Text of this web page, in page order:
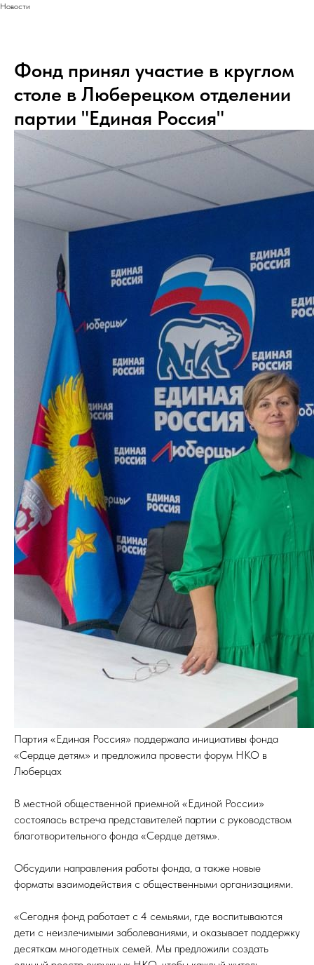
Новости
Фонд принял участие в круглом
столе в Люберецком отделении
партии "Единая Россия"
Партия «Единая Россия» поддержала инициативы фонда
«Сердце детям» и предложила провести форум НКО в
Люберцах
В местной общественной приемной «Единой России»
состоялась встреча представителей партии с руководством
благотворительного фонда «Сердце детям».
Обсудили направления работы фонда, а также новые
форматы взаимодействия с общественными организациями.
«Сегодня фонд работает с 4 семьями, где воспитываются
дети с неизлечимыми заболеваниями, и оказывает поддержку
десяткам многодетных семей. Мы предложили создать